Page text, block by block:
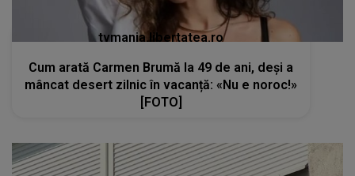
tvmania.libertatea.ro
Cum arată Carmen Brumă la 49 de ani, deși a
mâncat desert zilnic în vacanță: «Nu e noroc!»
[FOTO]